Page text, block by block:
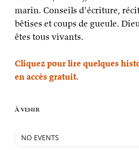
marin. Conseils d'écriture,
bêtises et coups de gueule.
êtes tous vivants.
Cliquez pour lire quelques
en accès gratuit.
À venir
NO EVENTS